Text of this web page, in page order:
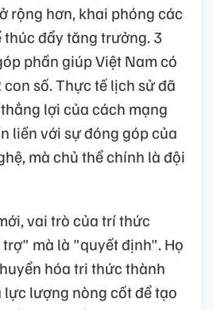
rộng hơn, khai phóng các
đẩy tăng trưởng. 3
phần giúp Việt Nam có
số. Thực tế lịch sử đã
lợi của cách mạng
liền với sự đóng góp của
mà chủ thể chính là đội
vai trò của trí thức
mà là "quyết định". Họ
hóa tri thức thành
lượng nòng cốt để tạo